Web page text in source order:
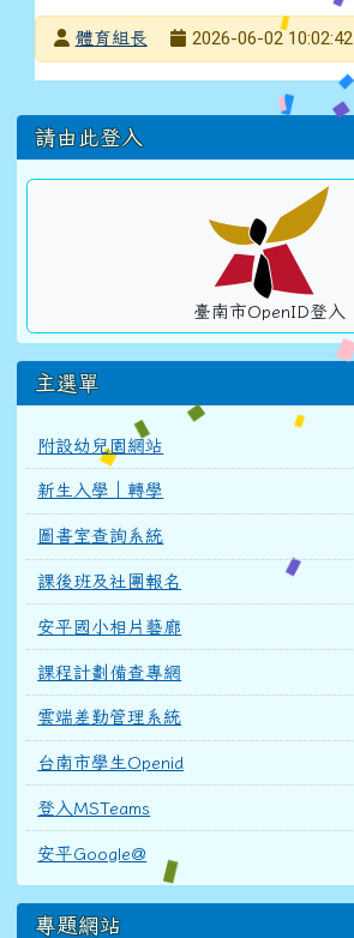
發布者體育組長
2026-06-02 10:02:42
左邊區域內容
請由此登入
臺南市OpenID登入
主選單
附設幼兒園網站
新生入學｜轉學
圖書室查詢系統
課後班及社團報名
安平國小相片藝廊
課程計劃備查專網
雲端差勤管理系統
台南市學生Openid
登入MSTeams
安平Google@
專題網站